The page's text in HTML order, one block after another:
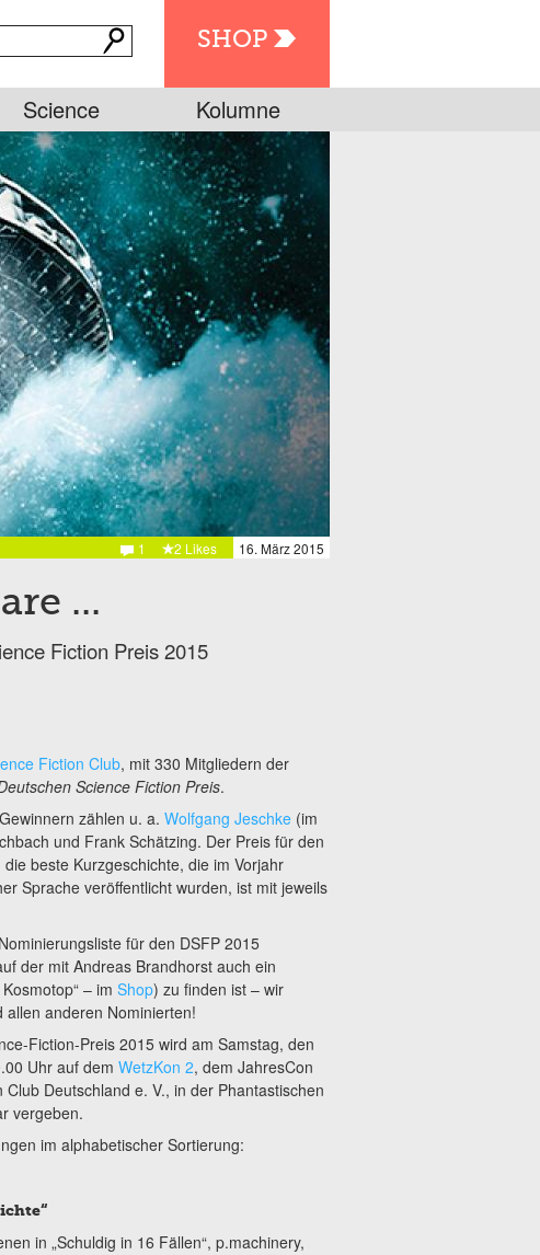
SHOP
Science Kolumne
16. März 2015
2 Likes
1
...
Fiction Preis 2015
Fiction Club, mit 330 Mitgliedern der
Science Fiction Preis.
zählen u. a.Wolfgang Jeschke (im
und Frank Schätzing. Der Preis für den
beste Kurzgeschichte, die im Vorjahr
Sprache veröffentlicht wurden, ist mit jeweils
für den DSFP 2015
der mit Andreas Brandhorst auch ein
Kosmotop“ – imShop) zu finden ist – wir
allen anderen Nominierten!
Fiction-Preis 2015 wird am Samstag, den
Uhr auf demWetzKon 2, dem JahresCon
Club Deutschland e. V., in der Phantastischen
vergeben.
im alphabetischer Sortierung:
in „Schuldig in 16 Fällen“, p.machinery,